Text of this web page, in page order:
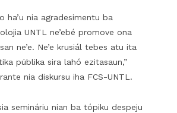
ha’u nia agradesimentu ba
UNTL ne’ebé promove ona
ne’e. Ne’e krusiál tebes atu ita
públika sira lahó ezitasaun,”
nia diskursu iha FCS-UNTL.
semináriu nian ba tópiku despeju